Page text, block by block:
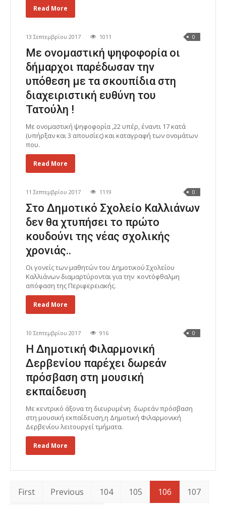
Read More
13 Σεπτεμβρίου 2017 1011 0
Με ονομαστική ψηφοφορία οι
δήμαρχοι παρέδωσαν την
υπόθεση με τα σκουπίδια στη
διαχειριστική ευθύνη του
Τατούλη !
Με ονομαστική ψηφοφορία ,22 υπέρ, έναντι 17 κατά
(υπήρξαν και 3 απουσίες) και καταγραφή των ονομάτων
που.
Read More
11 Σεπτεμβρίου 2017 1119 0
Στο Δημοτικό Σχολείο Καλλιάνων
δεν θα χτυπήσει το πρώτο
κουδούνι της νέας σχολικής
χρονιάς..
Οι γονείς των μαθητών του Δημοτικού Σχολείου
Καλλιάνων διαμαρτύρονται για την κοντόφθαλμη
απόφαση της Περιφερειακής.
Read More
10 Σεπτεμβρίου 2017 916 0
Η Δημοτική Φιλαρμονική
Δερβενίου παρέχει δωρεάν
πρόσβαση στη μουσική
εκπαίδευση
Με κεντρικό άξονα τη διευρυμένη δωρεάν πρόσβαση
στη μουσική εκπαίδευση,η Δημοτική Φιλαρμονική
Δερβενίου λειτουργεί τμήματα.
Read More
First Previous 104 105 106
107